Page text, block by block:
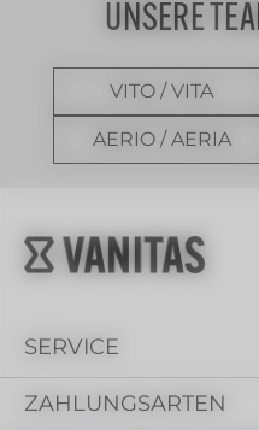
UNSERE
VITO / VITA
AERIO / AERIA
SERVICE
ZAHLUNGSARTEN